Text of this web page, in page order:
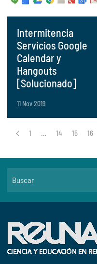
Intermitencia
Servicios Google
Calendar y
Hangouts
[Solucionado]
11 Nov 2019
1 … 14 15 16